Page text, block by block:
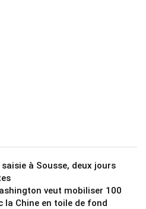
à Sousse, deux jours
veut mobiliser 100
la Chine en toile de fond